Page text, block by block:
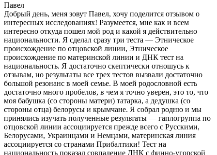
Павел
Добрый день, меня зовут Павел, хочу поделится отзывом о
интересных исследованиях! Разумеется, мне как и всем
интересно откуда пошел мой род и какой я действительно
национальности. Я сделал сразу три теста — Этническое
происхождение по отцовской линии, Этническое
происхождение по материнской линии и ДНК тест на
национальность. Я достаточно скептически отношусь к
отзывам, но результаты все трех тестов вызвали достаточно
большой резонанс в моей семье. В моей родословной есть
достаточно много пробелов, в чем я точно уверен, это то, что
моя бабушка (со стороны матери) татарка, а дедушка (со
стороны отца) белорусы и крымчане. Я собрал родню и мы
принялись изучать полученные результаты — гаплогруппа по
отцовской линии ассоциируется прежде всего с Русскими,
Белорусами, Украинцами и Немцами, материнская линия
ассоциируется со странами Прибалтики! Тест на
национальность показал совпадение ДНК с финно-угорской